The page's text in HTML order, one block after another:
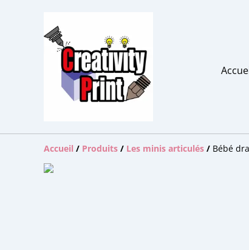
Accueil / Produits / Les minis articulés / Bébé